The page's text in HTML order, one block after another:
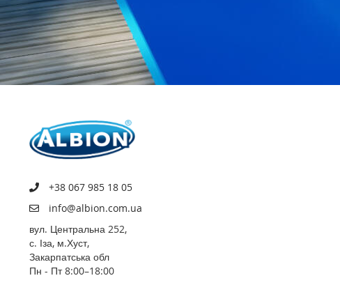
+38 067 985 18 05
info@albion.com.ua
вул. Центральна 252,
с. Іза, м.Хуст,
Закарпатська обл
Пн - Пт 8:00–18:00